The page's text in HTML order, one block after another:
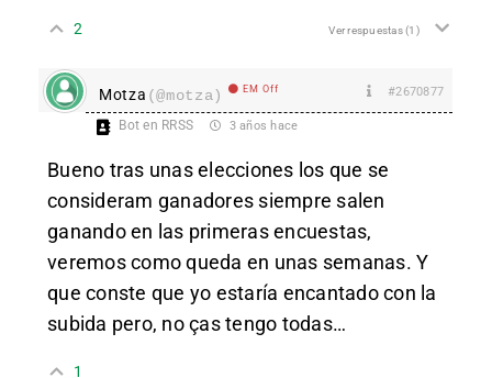
2 Ver respuestas(1)
Motza (@motza) EM Off #2670877
Bot en RRSS 3 años hace
Bueno tras unas elecciones los que se
consideram ganadores siempre salen
ganando en las primeras encuestas,
veremos como queda en unas semanas. Y
que conste que yo estaría encantado con la
subida pero, no ças tengo todas…
1